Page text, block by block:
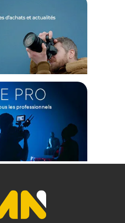
54°, 89°
rotatif
centrale abaissée) : 129 cm
60°C
avec poignée fixe
fluide avec poignée fixe
sécurité, ce produit respecte la
la
Safety Payload